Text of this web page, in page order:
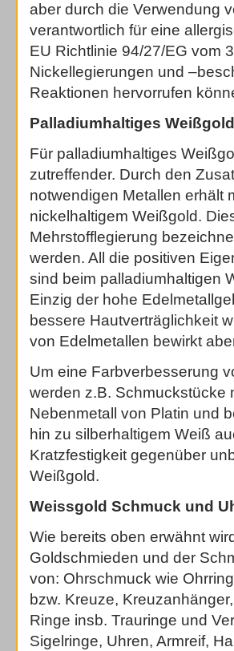
aber durch die Verwendung
verantwortlich für eine
EU Richtlinie 94/27/EG vom
Nickellegierungen und
Reaktionen hervorrufen
Palladiumhaltiges
Für palladiumhaltiges
zutreffender. Durch den
notwendigen Metallen erhält
nickelhaltigem Weißgold.
Mehrstofflegierung
werden. All die positiven
sind beim palladiumhaltigen
Einzig der hohe
bessere Hautverträglichkeit
von Edelmetallen bewirkt
Um eine Farbverbesserung
werden z.B. Schmuckstücke
Nebenmetall von Platin und
hin zu silberhaltigem Weiß
Kratzfestigkeit gegenüber
Weißgold.
Weissgold Schmuck und
Wie bereits oben erwähnt
Goldschmieden und der
von: Ohrschmuck wie
bzw. Kreuze,
Ringe insb. Trauringe und
Sigelringe, Uhren, Armreif,